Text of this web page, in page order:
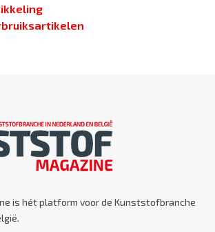
is hét platform voor de Kunststofbranche